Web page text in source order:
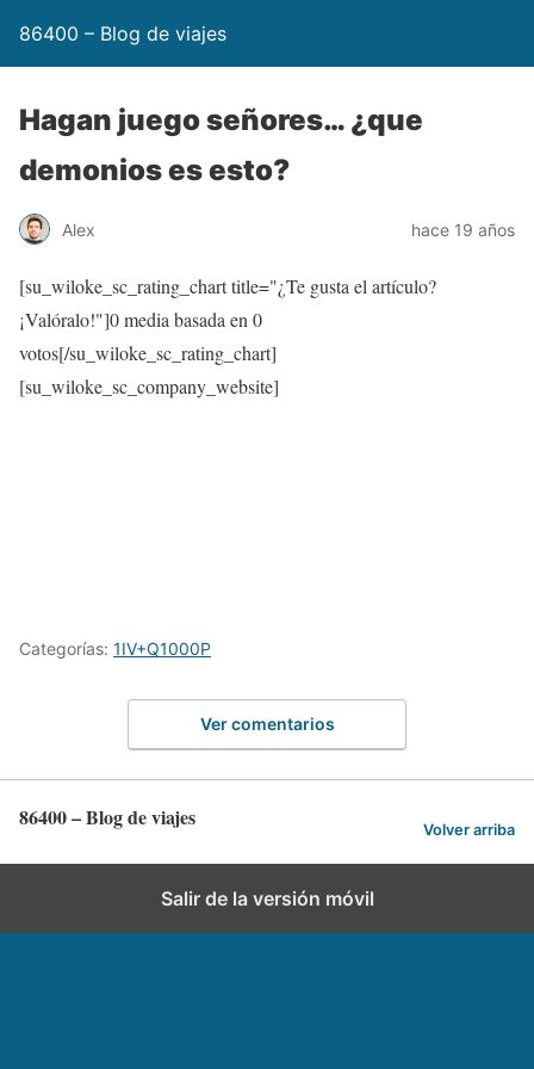
86400 – Blog de viajes
Hagan juego señores… ¿que
demonios es esto?
Alex hace 19 años
[su_wiloke_sc_rating_chart title="¿Te gusta el artículo?
¡Valóralo!"]0media basada en 0
votos[/su_wiloke_sc_rating_chart]
[su_wiloke_sc_company_website]
Categorías: 1IV+Q1000P
Ver comentarios
86400 – Blog de viajes Volver arriba
Salir de la versión móvil